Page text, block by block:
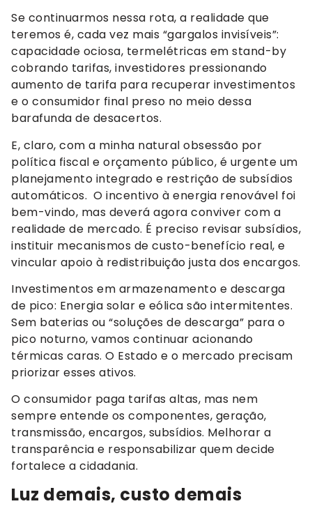
Se continuarmos nessa rota, a realidade que
teremos é, cada vez mais “gargalos invisíveis”:
capacidade ociosa, termelétricas em stand-by
cobrando tarifas, investidores pressionando
aumento de tarifa para recuperar investimentos
e o consumidor final preso no meio dessa
barafunda de desacertos.
E, claro, com a minha natural obsessão por
política fiscal e orçamento público, é urgente um
planejamento integrado e restrição de subsídios
automáticos. O incentivo à energia renovável foi
bem-vindo, mas deverá agora conviver com a
realidade de mercado. É preciso revisar subsídios,
instituir mecanismos de custo-benefício real, e
vincular apoio à redistribuição justa dos encargos.
Investimentos em armazenamento e descarga
de pico: Energia solar e eólica são intermitentes.
Sem baterias ou “soluções de descarga” para o
pico noturno, vamos continuar acionando
térmicas caras. O Estado e o mercado precisam
priorizar esses ativos.
O consumidor paga tarifas altas, mas nem
sempre entende os componentes, geração,
transmissão, encargos, subsídios. Melhorar a
transparência e responsabilizar quem decide
fortalece a cidadania.
Luz demais, custo demais